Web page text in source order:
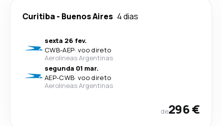
Curitiba- Buenos Aires 4 dias
sexta 26 fev.
CWB-AEP· voo direto
Aerolineas Argentinas
segunda 01 mar.
AEP-CWB· voo direto
Aerolineas Argentinas
de296 €